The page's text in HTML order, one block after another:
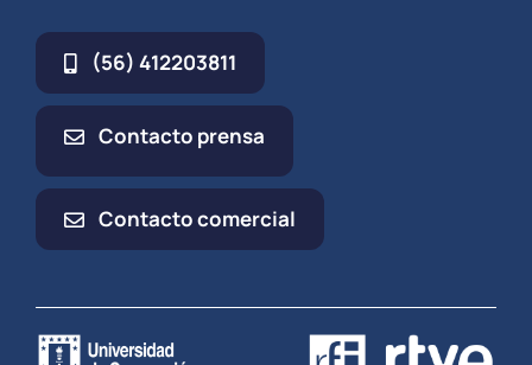
(56) 412203811
Contacto prensa
Contacto comercial